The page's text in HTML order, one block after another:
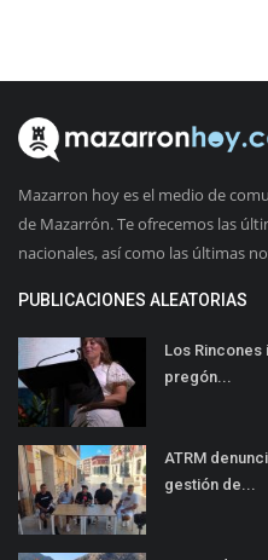
Mazarron hoy es el medio de
de Mazarrón. Te ofrecemos las
nacionales, así como las últimas
PUBLICACIONES ALEATORIAS
Los Rincones
pregón...
ATRM
gestión de...